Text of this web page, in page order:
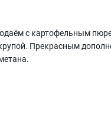
с картофельным
Прекрасным